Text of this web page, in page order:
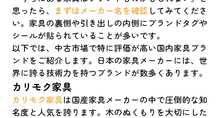
思ったら、
まずはメーカー名を確認してみてくださ
い。家具の裏側や引き出しの内側にブランドタグや
シールが貼られていることが多いです。
以下では、中古市場で特に評価が高い国内家具ブラ
ンドをご紹介します。日本の家具メーカーには、世
界に誇る技術力を持つブランドが数多くあります。
カリモク家具
カリモク家具は国産家具メーカーの中で圧倒的な知
名度と人気を誇ります。木のぬくもりを大切にした